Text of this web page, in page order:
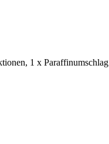
1 x Paraffinumschlag